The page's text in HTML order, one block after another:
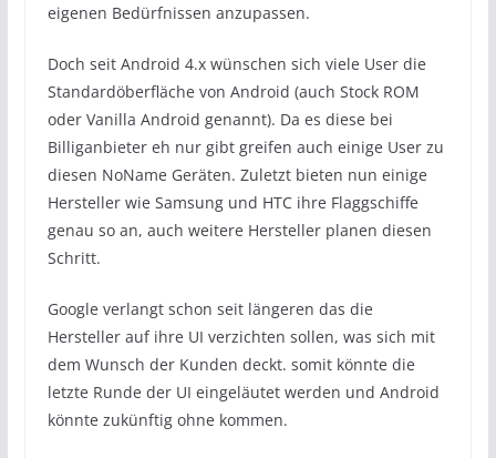
eigenen Bedürfnissen anzupassen.
Doch seit Android 4.x wünschen sich viele User die
Standardöberfläche von Android (auch Stock ROM
oder Vanilla Android genannt). Da es diese bei
Billiganbieter eh nur gibt greifen auch einige User zu
diesen NoName Geräten. Zuletzt bieten nun einige
Hersteller wie Samsung und HTC ihre Flaggschiffe
genau so an, auch weitere Hersteller planen diesen
Schritt.
Google verlangt schon seit längeren das die
Hersteller auf ihre UI verzichten sollen, was sich mit
dem Wunsch der Kunden deckt. somit könnte die
letzte Runde der UI eingeläutet werden und Android
könnte zukünftig ohne kommen.